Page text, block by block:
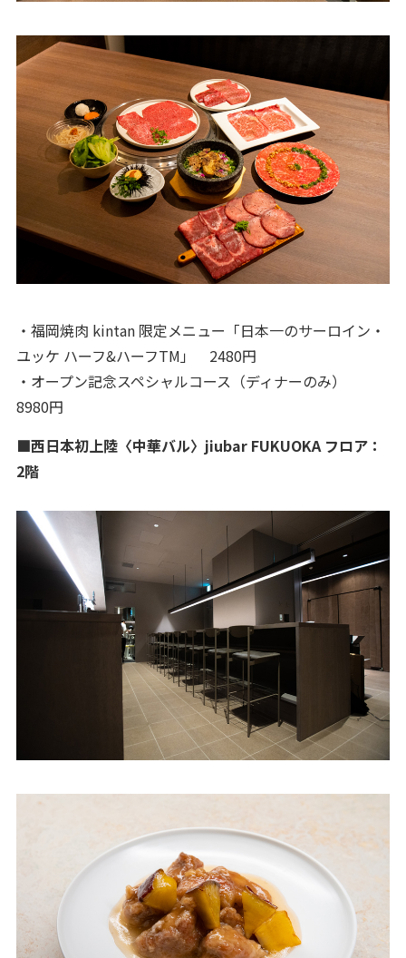
・福岡焼肉 kintan 限定メニュー「日本一のサーロイン・
ユッケ ハーフ&ハーフTM」 2480円
・オープン記念スペシャルコース（ディナーのみ）
8980円
■西日本初上陸〈中華バル〉jiubar FUKUOKA フロア：
2階